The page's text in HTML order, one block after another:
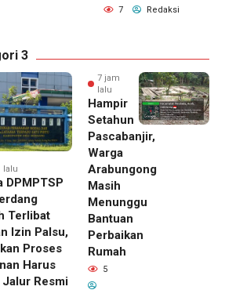
7 Redaksi
3
lalu
DPMPTSP
Terlibat
Izin Palsu,
Proses
Harus
Jalur Resmi
7 jam
lalu
Hampir
Setahun
Pascabanjir,
Warga
Arabungong
Masih
Menunggu
Bantuan
Perbaikan
Rumah
5